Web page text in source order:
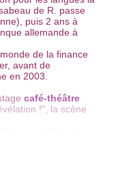
de R. passe
puis 2 ans à
allemande à
de la finance
avant de
en 2003.
café-théâtre
!", la scène
du